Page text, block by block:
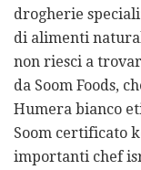
drogherie
di alimenti
non riesci a
da Soom Foods,
Humera bianco
Soom certificato
importanti chef